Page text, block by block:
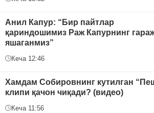
Анил Капур: “Бир пайтлар
қариндошимиз Раж Капурнинг
яшаганмиз”
Кеча 12:46
Хамдам Собировнинг кутилган
клипи қачон чиқади? (видео)
Кеча 11:56